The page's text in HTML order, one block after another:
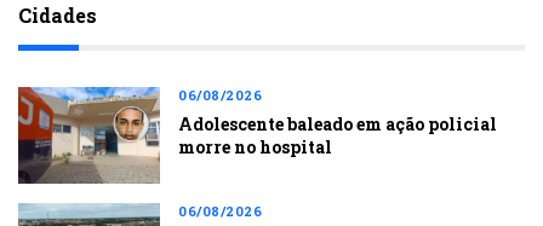
Cidades
06/08/2026
Adolescente baleado em ação policial
morre no hospital
06/08/2026